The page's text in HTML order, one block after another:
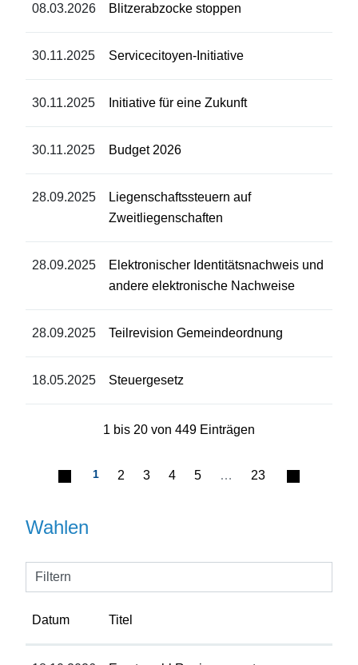
08.03.2026 Blitzerabzocke stoppen
30.11.2025 Servicecitoyen-Initiative
30.11.2025 Initiative für eine Zukunft
30.11.2025 Budget 2026
28.09.2025
Liegenschaftssteuern auf
Zweitliegenschaften
28.09.2025
Elektronischer Identitätsnachweis und
andere elektronische Nachweise
28.09.2025 Teilrevision Gemeindeordnung
18.05.2025 Steuergesetz
1 bis 20 von 449 Einträgen
1 2 3 4 5 … 23
Wahlen
Filtern
Datum Titel